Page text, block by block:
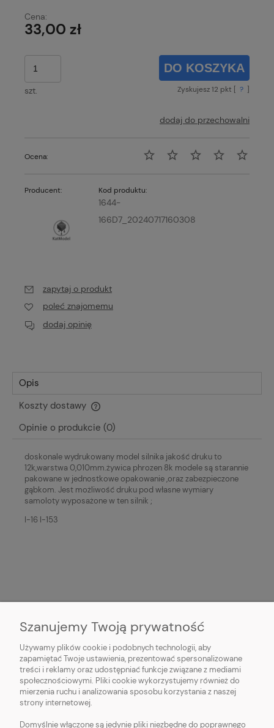
Cena:
33,00 zł
szt.
DO KOSZYKA
Zyskujesz 12 pkt [ ? ]
dodaj do przechowalni
Ocena:
Producent: Kod produktu:
1644-
166D7_20240717160308
zapytaj o produkt
poleć znajomemu
dodaj opinię
Opis
Koszty dostawy
Cena nie zawiera ewentualnych kosztów płatności
Opinie o produkcie (0)
doskonale wydrukowany model silnika jakość druku to
12k,warstwa 0,010mm.żywica phrozen 8k modele są starannie
pakowane w jednostkowe opakowanie ,oraz zabezpieczone
gąbkom. Jest możliwość druku pod własne wymiary
samoloty wyposażone w ten silnik ;
I-16 I-153
O NAS
OBSŁUGA KLIENTA
POMOC
Szanujemy Twoją prywatność
Używamy plików cookie i podobnych technologii, aby
zapamiętać Twoje ustawienia, prezentować spersonalizowane
treści i reklamy oraz udostępniać funkcje związane z mediami
społecznościowymi. Pliki cookie wykorzystujemy również do
mierzenia ruchu i analizowania sposobu korzystania z naszej
strony internetowej.
Domyślnie włączone są jedynie pliki niezbędne do poprawnego